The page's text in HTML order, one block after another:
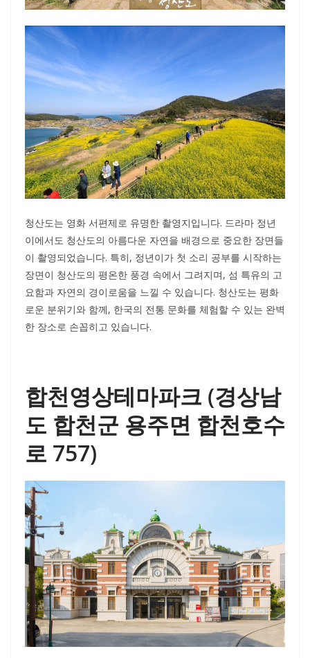
청산도는 영화 서편제로 유명한 촬영지입니다. 드라마 정년
이에서도 청산도의 아름다운 자연을 배경으로 중요한 장면들
이 촬영되었습니다. 특히, 정년이가 첫 소리 공부를 시작하는
장면이 청산도의 평온한 풍경 속에서 그려지며, 섬 특유의 고
요함과 자연의 경이로움을 느낄 수 있습니다. 청산도는 평화
로운 분위기와 함께, 한국의 전통 문화를 체험할 수 있는 완벽
한 장소로 손꼽히고 있습니다.
합천영상테마파크 (경상남
도 합천군 용주면 합천호수
로 757)